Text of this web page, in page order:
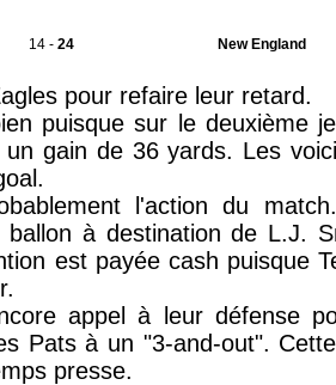
14 - 24 New England
pour refaire leur retard.
puisque sur le deuxième
gain de 36 yards. Les
l'action du
ballon à destination de L.J.
est payée cash puisque
appel à leur défense
Pats à un "3-and-out".
presse.